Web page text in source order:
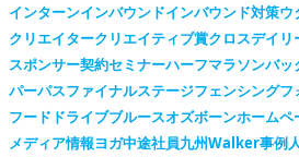
インターンインバウンドインバウンド対策ウ
クリエイタークリエイティブ賞クロスデイリ
スポンサー契約セミナーハーフマラソンバッ
パーパスファイナルステージフェンシングフ
フードドライブブルースオズボーンホームペ
メディア情報ヨガ中途社員九州Walker事例